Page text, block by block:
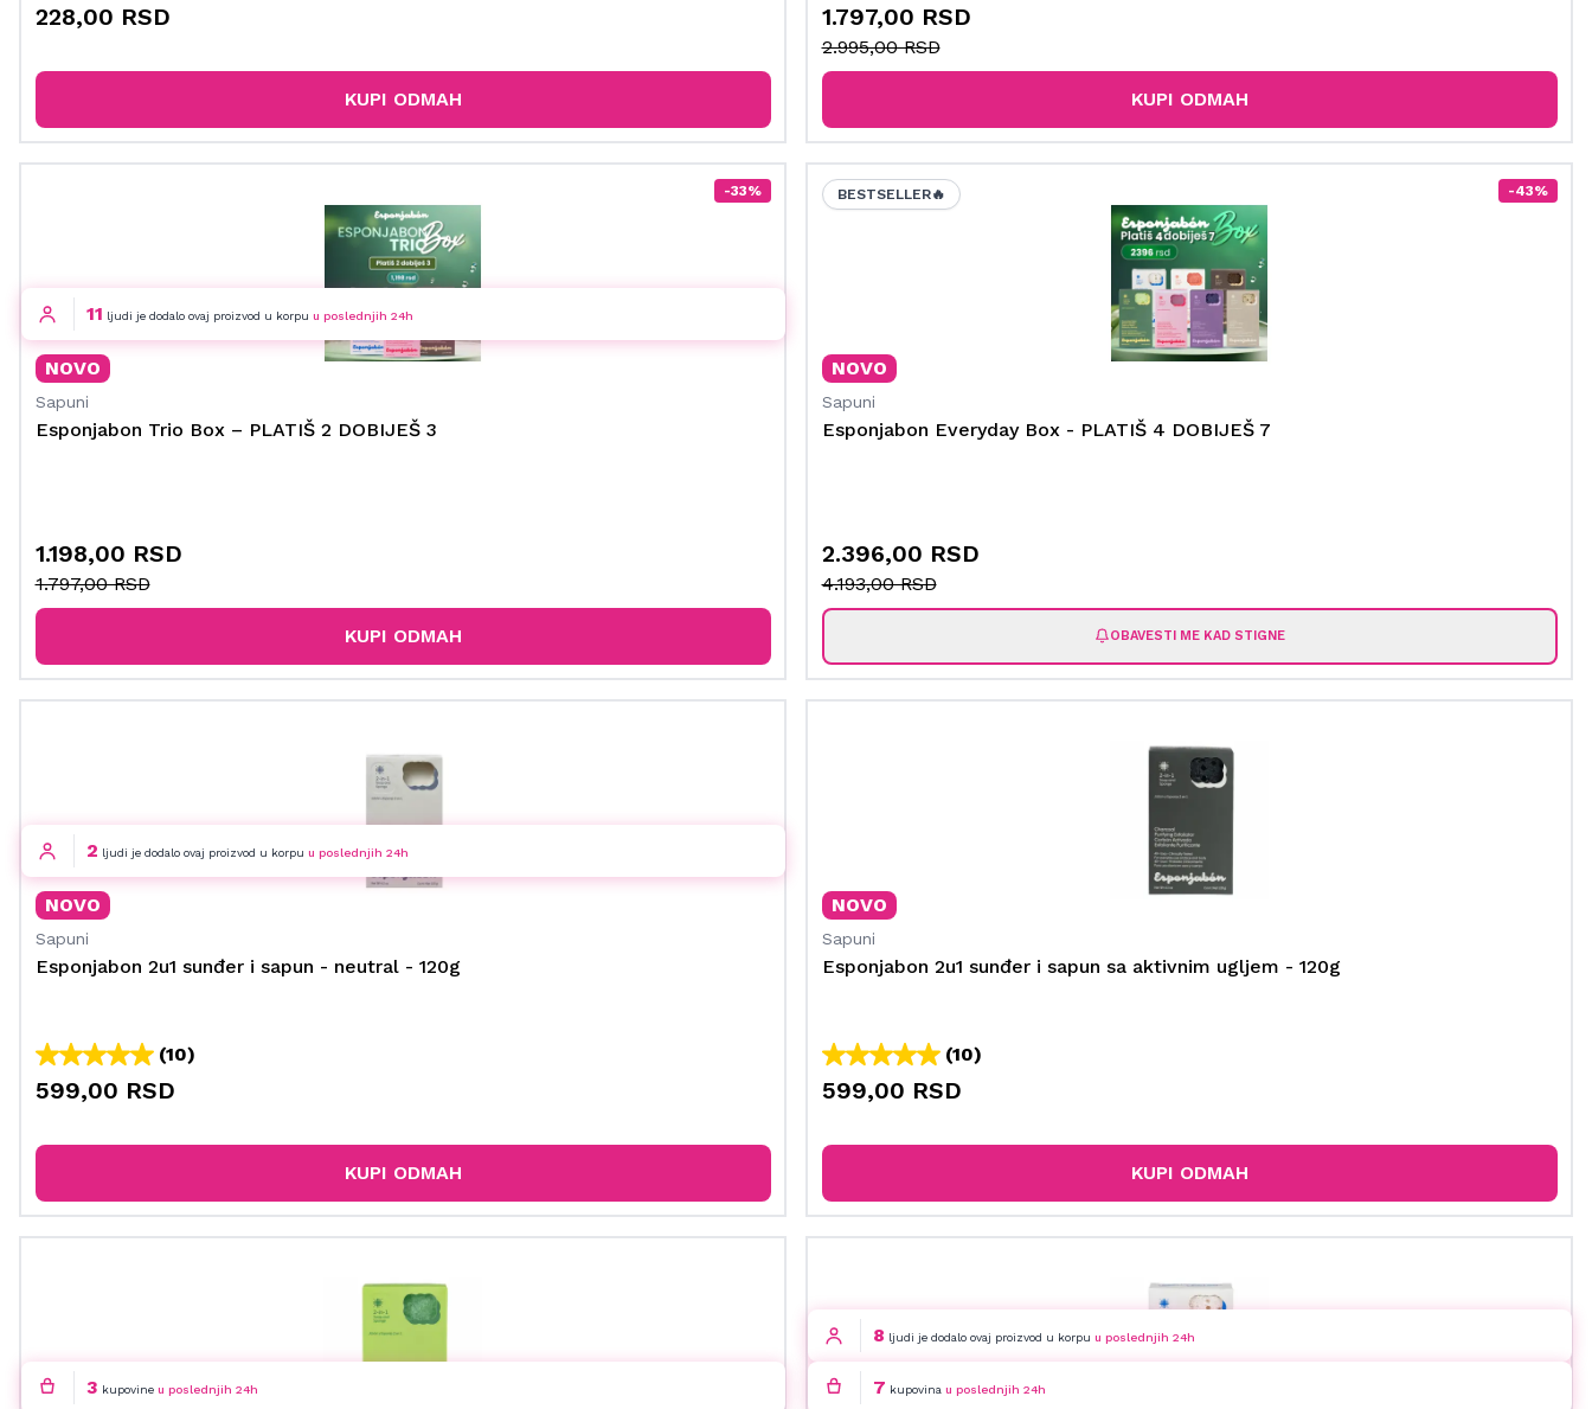
228,00 RSD
KUPI ODMAH
1.797,00 RSD
2.995,00 RSD
KUPI ODMAH
11 ljudi je dodalo ovaj proizvod u korpu u poslednjih 24h
NOVO
-33%
Sapuni
Esponjabon Trio Box – PLATIŠ 2 DOBIJEŠ 3
1.198,00 RSD
1.797,00 RSD
KUPI ODMAH
BESTSELLER🔥
NOVO
-43%
Sapuni
Esponjabon Everyday Box - PLATIŠ 4 DOBIJEŠ 7
2.396,00 RSD
4.193,00 RSD
OBAVESTI ME KAD STIGNE
2 ljudi je dodalo ovaj proizvod u korpu u poslednjih 24h
NOVO
Sapuni
Esponjabon 2u1 sunđer i sapun - neutral - 120g
(10)
599,00 RSD
KUPI ODMAH
NOVO
Sapuni
Esponjabon 2u1 sunđer i sapun sa aktivnim ugljem - 120g
(10)
599,00 RSD
KUPI ODMAH
3 kupovineu poslednjih 24h
8 ljudi je dodalo ovaj proizvod u korpu u poslednjih 24h
7 kupovina u poslednjih 24h